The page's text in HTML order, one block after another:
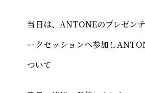
当日は、ANTONEのプレゼン
ークセッションへ参加し
ついて